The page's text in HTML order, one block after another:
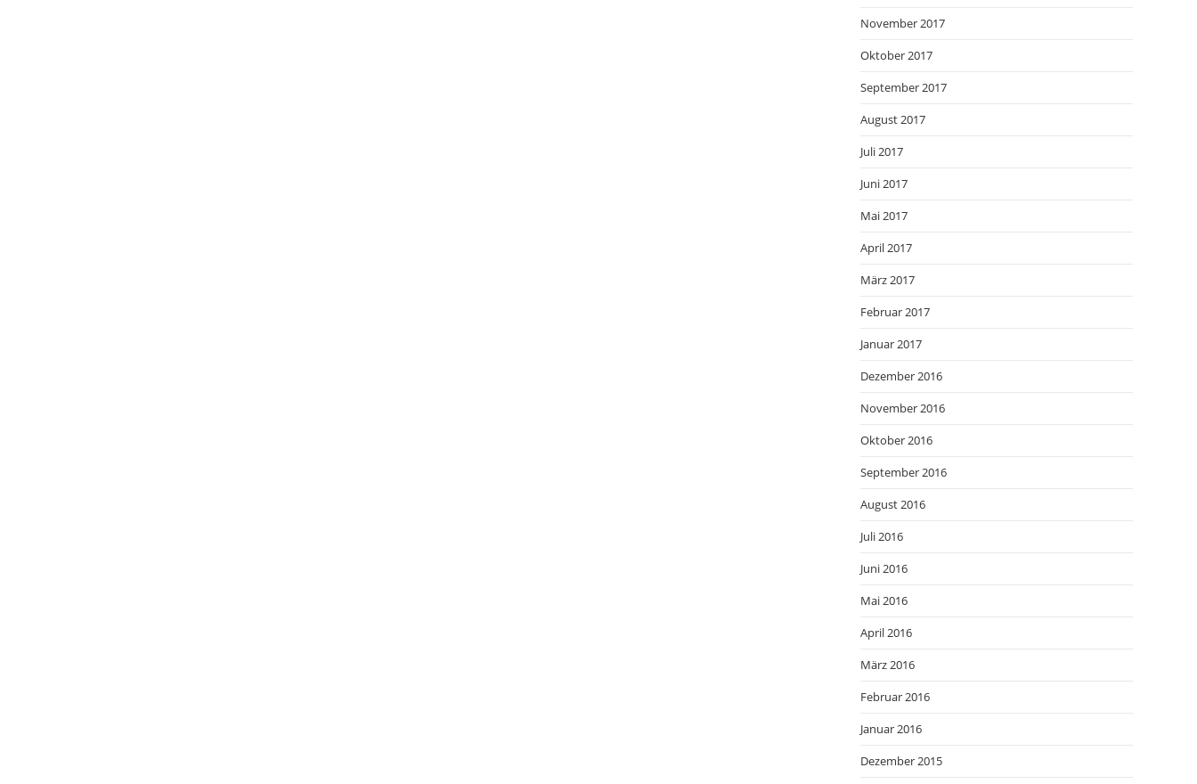
November 2017
Oktober 2017
September 2017
August 2017
Juli 2017
Juni 2017
Mai 2017
April 2017
März 2017
Februar 2017
Januar 2017
Dezember 2016
November 2016
Oktober 2016
September 2016
August 2016
Juli 2016
Juni 2016
Mai 2016
April 2016
März 2016
Februar 2016
Januar 2016
Dezember 2015